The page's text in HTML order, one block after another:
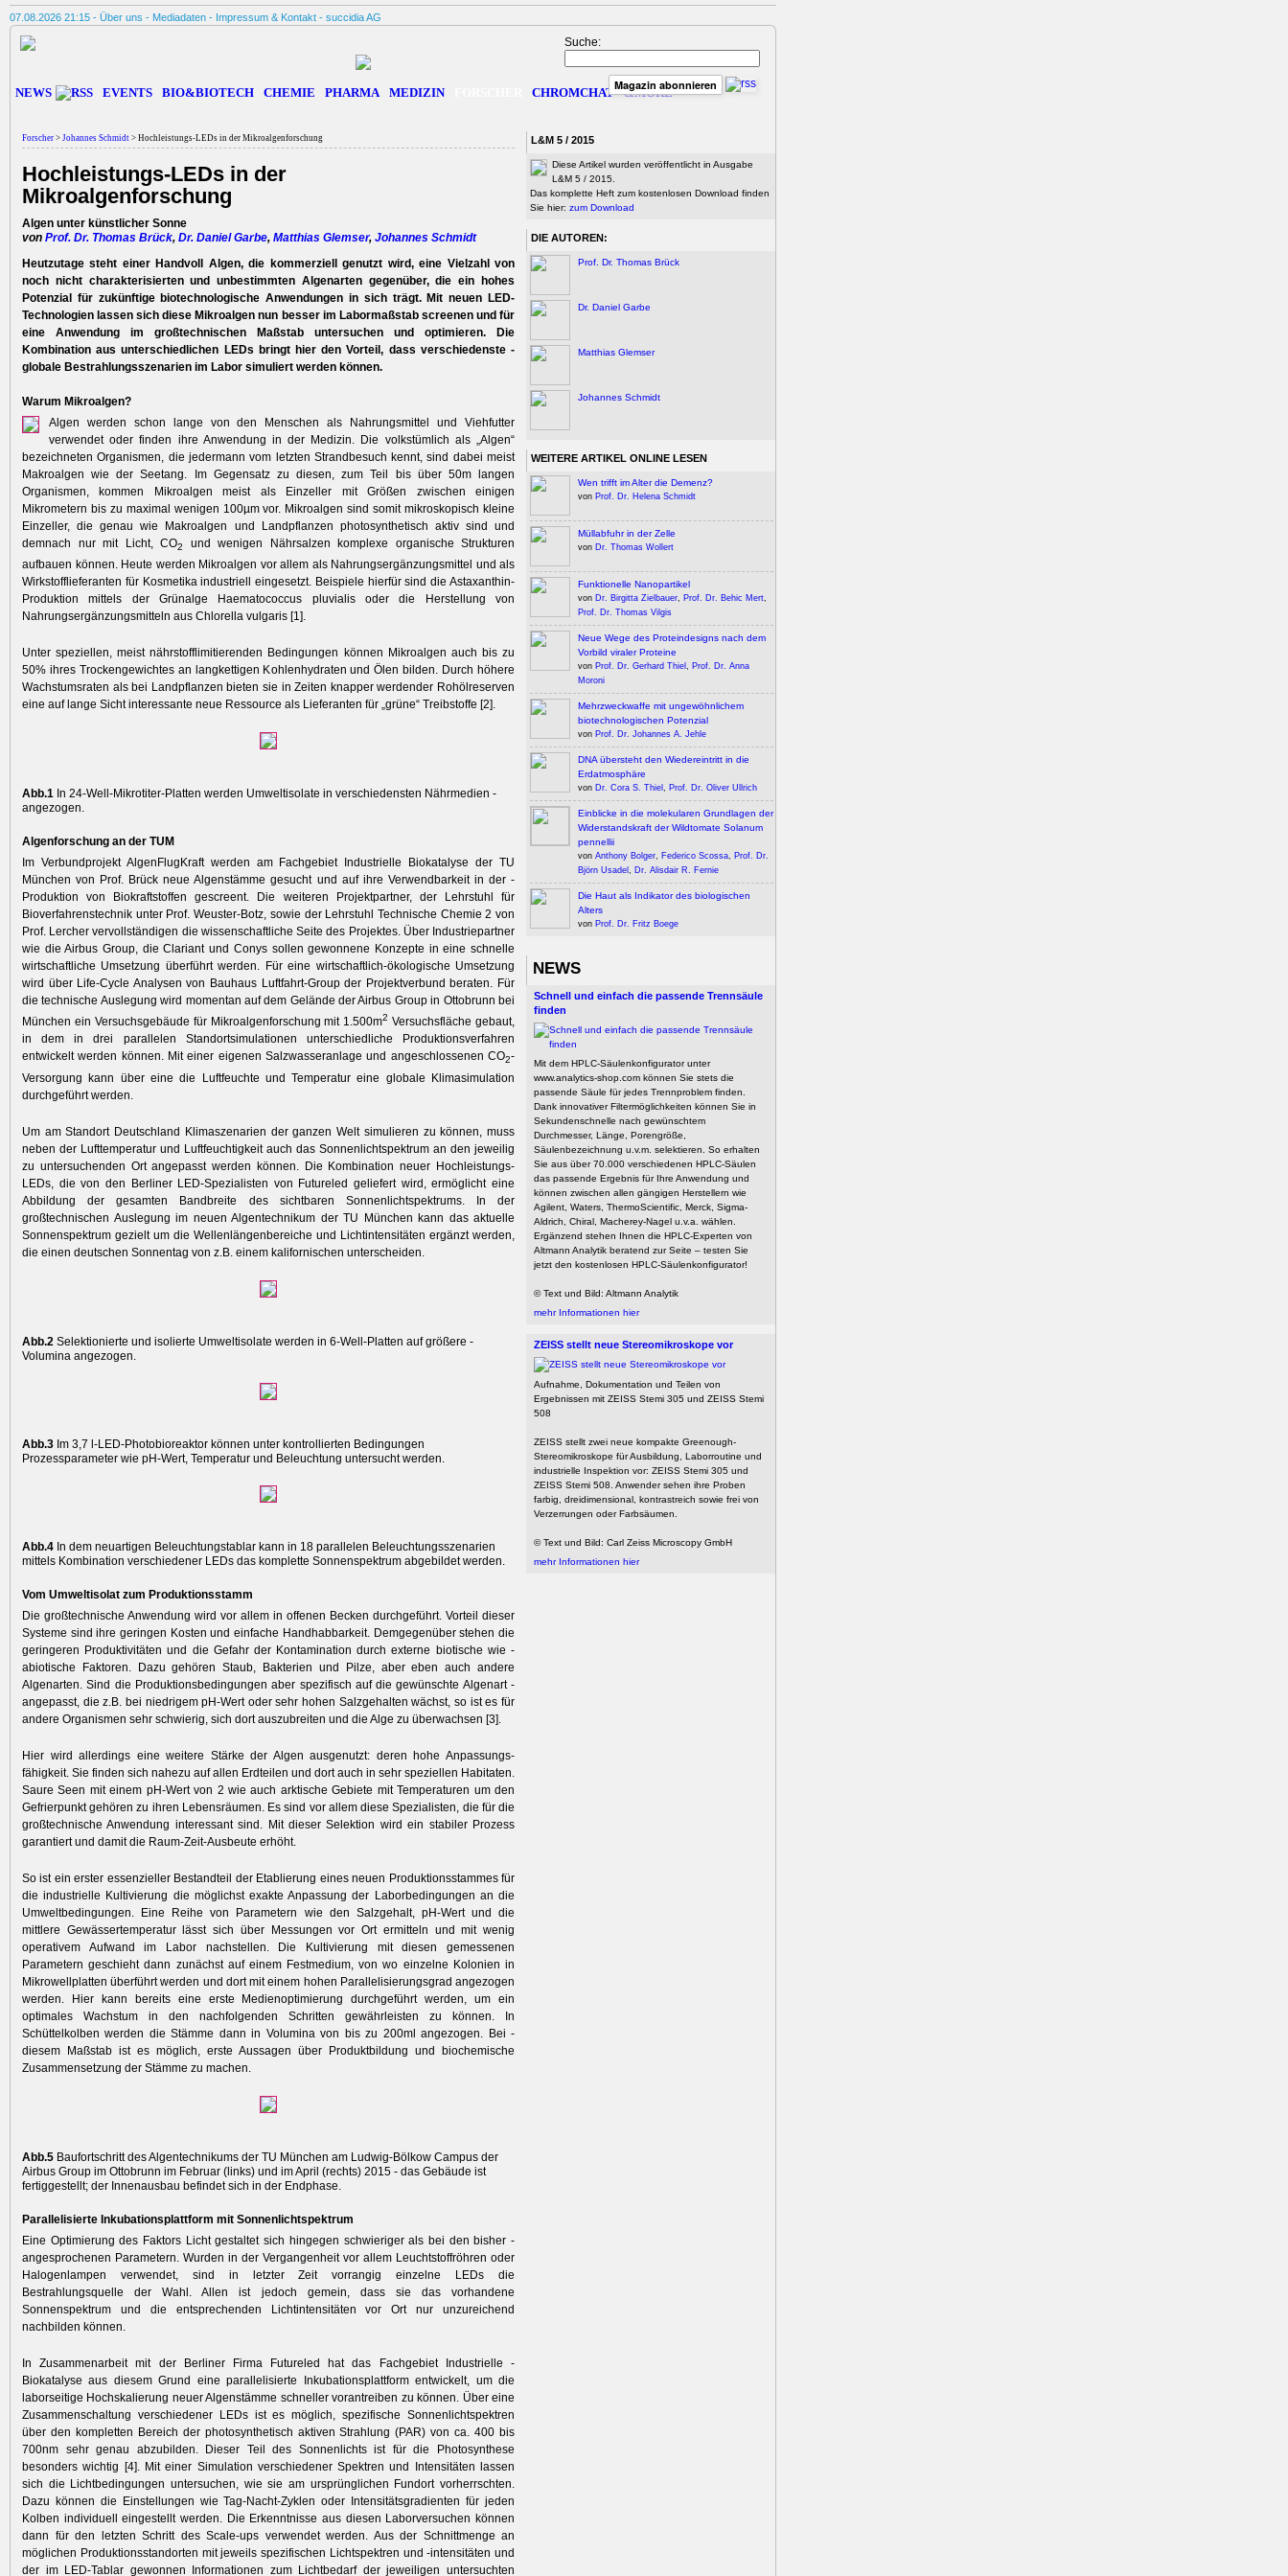
07.08.2026 21:15 - Über uns - Mediadaten - Impressum & Kontakt - succidia AG
Suche:
Magazin abonnieren
NEWS EVENTS BIO&BIOTECH CHEMIE PHARMA MEDIZIN CHROMCHAT &MORE
Forscher > Johannes Schmidt > Hochleistungs-LEDs in der Mikroalgenforschung
Hochleistungs-LEDs in der
Mikroalgenforschung
Algen unter künstlicher Sonne
von Prof. Dr. Thomas Brück, Dr. Daniel Garbe, Matthias Glemser, Johannes Schmidt
Heutzutage steht einer Handvoll Algen, die kommerziell genutzt ­wird, eine Vielzahl von
noch ­nicht charakterisierten und unbestimmten Algenarten gegenüber, die ein hohes
Potenzial für ­zukünftige biotechnologische ­Anwendungen in sich trägt. Mit neuen LED-
Technologien ­lassen sich diese Mikro­algen nun besser im Labor­maßstab screenen und für
eine Anwendung im groß­technischen ­Maßstab untersuchen und optimieren. Die
Kombination aus unterschiedlichen LEDs bringt hier den ­Vorteil, dass verschiedenste ­
globale Bestrahlungsszenarien im ­Labor ­simuliert werden können.
Warum Mikroalgen?
Algen werden schon lange von den Menschen als Nahrungsmittel und Viehfutter
verwendet oder finden ihre Anwendung in der Medizin. Die volkstümlich als „Algen“
bezeichneten ­Orga­nismen, die jedermann vom letzten Strandbesuch kennt, sind dabei meist
Makroalgen wie der Seetang. Im Gegensatz zu diesen, zum Teil bis über 50m langen
Organismen, ­kommen ­Mikroalgen meist als Einzeller mit Größen zwischen einigen
Mikrometern bis zu maximal ­wenigen 100µm vor. Mikroalgen sind somit ­mikroskopisch kleine
Einzeller, die genau wie Makroalgen und Landpflanzen photosynthetisch aktiv sind und
demnach nur mit Licht, CO2
und wenigen Nährsalzen komplexe organische Strukturen
aufbauen können. Heute werden Mikroalgen vor allem als Nahrungsergänzungsmittel und als
Wirkstofflieferanten für Kosmetika industriell eingesetzt. Beispiele hierfür sind die Astaxanthin-
Produktion mittels der Grünalge Haematococcus pluvialis oder die Herstellung von
Nahrungsergänzungsmitteln aus Chlorella vulgaris [1].
Unter speziellen, meist nährstofflimitierenden Bedingungen können Mikroalgen auch bis zu
50% ihres Trockengewichtes an langkettigen Kohlenhydraten und Ölen bilden. Durch höhere
Wachstumsraten als bei Landpflanzen bieten sie in Zeiten knapper werdender Rohölreserven
­eine auf lange Sicht interessante neue Ressource als Lieferanten für „grüne“ Treibstoffe [2].
Abb.1 In 24-Well-Mikrotiter-Platten werden Umweltisolate in verschiedensten Nährmedien ­
angezogen.
Algenforschung an der TUM
Im Verbundprojekt AlgenFlugKraft werden am Fachgebiet Industrielle Biokatalyse der TU
München von Prof. Brück neue Algenstämme gesucht und auf ihre Verwendbarkeit in der ­
Produktion von Biokraftstoffen gescreent. Die weiteren Projektpartner, der Lehrstuhl für
Bioverfahrenstechnik unter Prof. Weuster-Botz, ­sowie der Lehrstuhl Technische Chemie 2 von
Prof. Lercher vervollständigen die wissenschaftliche Seite des Projektes. Über Industriepartner
wie die Airbus Group, die Clariant und Conys sollen gewonnene Konzepte in eine schnelle
wirtschaftliche Umsetzung überführt werden. Für eine wirtschaftlich-ökologische Umsetzung
wird über Life-Cycle Analysen von Bauhaus Luftfahrt-Group der Projektverbund beraten. Für
die technische Auslegung wird momentan auf dem Gelände der Airbus Group in Otto­brunn bei
München ein Versuchsgebäude für Mikroalgenforschung mit 1.500m2 Versuchs­fläche gebaut,
in dem in drei parallelen Standortsimulationen unterschiedliche Produktionsverfahren
entwickelt werden können. Mit einer eigenen Salzwasseranlage und angeschlossenen CO2-
Versorgung kann über eine die Luftfeuchte und Temperatur eine globale Klimasimulation
durchgeführt werden.
Um am Standort Deutschland Klimaszenarien der ganzen Welt simulieren zu können, muss
neben der Lufttemperatur und Luftfeuchtigkeit auch das Sonnenlichtspektrum an den jeweilig
zu untersuchenden Ort angepasst werden ­können. Die Kombination neuer Hochleistungs-
LEDs, die von den Berliner LED-Spezialisten von Futureled geliefert wird, ermöglicht eine
Abbildung der gesamten Bandbreite des sichtbaren Sonnenlichtspektrums. In der
großtechnischen Auslegung im neuen Algentechnikum der TU München kann das aktuelle
Sonnenspektrum gezielt um die Wellenlängenbereiche und Lichtintensitäten ergänzt werden,
die einen deutschen Sonnentag von z.B. einem kalifornischen unterscheiden.
Abb.2 Selektionierte und isolierte Umwelt­isolate werden in 6-Well-Platten auf größere ­
Volumina angezogen.
Abb.3 Im 3,7 l-LED-Photobioreaktor können unter kontrollierten Bedingungen
Prozessparameter wie pH-Wert, Temperatur und Beleuchtung untersucht werden.
Abb.4 In dem neuartigen Beleuchtungstablar kann in 18 parallelen Beleuchtungsszenarien
mittels Kombination verschiedener LEDs das komplette Sonnenspektrum abgebildet werden.
Vom Umweltisolat zum Produktionsstamm
Die großtechnische Anwendung wird vor allem in offenen Becken durchgeführt. Vorteil dieser
Systeme sind ihre geringen Kosten und einfache Handhabbarkeit. Demgegenüber stehen die
geringeren Produktivitäten und die Gefahr der Kontamination durch externe biotische wie ­
abiotische Faktoren. Dazu gehören Staub, Bakterien und Pilze, aber eben auch andere
Algenarten. Sind die Produktionsbedingungen aber spezifisch auf die gewünschte Algenart ­
angepasst, die z.B. bei niedrigem pH-Wert oder sehr hohen Salzgehalten wächst, so ist es für
andere Organismen sehr schwierig, sich dort auszubreiten und die Alge zu überwachsen [3].
Hier wird allerdings eine weitere Stärke der Algen ausgenutzt: deren hohe Anpassungs­
fähigkeit. Sie finden sich nahezu auf allen Erdteilen und dort auch in sehr speziellen Habitaten.
Saure Seen mit einem pH-Wert von 2 wie auch arktische Gebiete mit Temperaturen um den
Gefrierpunkt gehören zu ihren Lebensräumen. Es sind vor allem diese Spezialisten, die für die
großtechnische Anwendung interessant sind. Mit dieser Selektion wird ein stabiler ­Prozess
garantiert und damit die Raum-Zeit-Ausbeute erhöht.
So ist ein erster essenzieller Bestandteil der Etablierung eines neuen Produktionsstammes für
die industrielle Kultivierung die möglichst exakte Anpassung der Laborbedingungen an die
Umweltbedingungen. Eine Reihe von Parametern wie den Salzgehalt, pH-Wert und die
mittlere ­Gewässertemperatur lässt sich über Messungen vor Ort ermitteln und mit wenig
operativem Aufwand im Labor nachstellen. Die Kultivierung mit diesen gemessenen
Parametern geschieht dann zunächst auf einem Festmedium, von wo einzelne Kolonien in
Mikrowellplatten überführt werden und dort mit einem hohen Parallelisierungsgrad angezogen
werden. Hier kann bereits eine erste Medienoptimierung durchgeführt werden, um ein
optimales Wachstum in den nachfolgenden Schritten gewährleisten zu können. In
Schüttelkolben werden die Stämme dann in ­Volumina von bis zu 200ml angezogen. Bei ­
diesem Maßstab ist es möglich, erste Aussagen über Produktbildung und biochemische
Zusammensetzung der Stämme zu machen.
Abb.5 Baufortschritt des Algentechnikums der TU München am Ludwig-Bölkow Campus der
Airbus Group im Ottobrunn im Februar (links) und im April (rechts) 2015 - das Gebäude ist
fertiggestellt; der Innenausbau befindet sich in der Endphase.
Parallelisierte Inkubationsplattform mit Sonnenlichtspektrum
Eine Optimierung des Faktors Licht gestaltet sich hingegen schwieriger als bei den bisher ­
angesprochenen Parametern. Wurden in der Vergangenheit vor allem Leuchtstoffröhren oder
Halogenlampen verwendet, sind in letzter Zeit vorrangig einzelne LEDs die
Bestrahlungsquelle der Wahl. Allen ist jedoch gemein, dass sie das vorhandene
Sonnenspektrum und die entsprechenden Lichtintensitäten vor Ort nur unzureichend
nachbilden können.
In Zusammenarbeit mit der Berliner Firma Futureled hat das Fachgebiet Industrielle ­
Biokatalyse aus diesem Grund eine parallelisierte Inkubationsplattform entwickelt, um die
laborseitige Hochskalierung neuer Algenstämme schneller vorantreiben zu können. Über eine
Zusammenschaltung verschiedener LEDs ist es möglich, spezifische Sonnenlichtspektren
über den kompletten Bereich der photosynthetisch aktiven Strahlung (PAR) von ca. 400 bis
700nm sehr genau abzubilden. Dieser Teil des Sonnenlichts ist für die Photosynthese
besonders ­wichtig [4]. Mit einer Simulation verschiedener Spektren und Intensitäten lassen
sich die Lichtbedingungen untersuchen, wie sie am ursprünglichen Fundort vorherrschten.
Dazu können die Einstellungen wie Tag-Nacht-Zyklen oder Intensitätsgradienten für jeden
Kolben individuell eingestellt werden. Die Erkenntnisse aus diesen Laborversuchen können
dann für den letzten Schritt des Scale-ups verwendet werden. Aus der Schnittmenge an
möglichen Produktionsstandorten mit jeweils spezifischen Lichtspektren und -intensitäten und
der im LED-Tablar gewonnen Informationen zum Lichtbedarf der jeweiligen untersuchten
L&M 5 / 2015
Diese Artikel wurden veröffentlicht in Ausgabe
L&M 5 / 2015.
Das komplette Heft zum kostenlosen Download finden
Sie hier: zum Download
DIE AUTOREN:
Prof. Dr. Thomas Brück
Dr. Daniel Garbe
Matthias Glemser
Johannes Schmidt
WEITERE ARTIKEL ONLINE LESEN
Wen trifft im Alter die Demenz?
von Prof. Dr. Helena Schmidt
Müllabfuhr in der Zelle
von Dr. Thomas Wollert
Funktionelle Nanopartikel
von Dr. Birgitta Zielbauer, Prof. Dr. Behic Mert,
Prof. Dr. Thomas Vilgis
Neue Wege des Proteindesigns nach dem
Vorbild viraler Proteine
von Prof. Dr. Gerhard Thiel , Prof. Dr. Anna
Moroni
Mehrzweckwaffe mit ungewöhnlichem
biotechnologischen Potenzial
von Prof. Dr. Johannes A. Jehle
DNA übersteht den Wiedereintritt in die
Erdatmosphäre
von Dr. Cora S. Thiel , Prof. Dr. Oliver Ullrich
Einblicke in die molekularen Grundlagen der
Widerstandskraft der Wildtomate Solanum
pennellii
von Anthony Bolger, Federico Scossa, Prof. Dr.
Björn Usadel , Dr. Alisdair R. Fernie
Die Haut als Indikator des biologischen
Alters
von Prof. Dr. Fritz Boege
NEWS
Schnell und einfach die passende Trennsäule
finden
Mit dem HPLC-Säulenkonfigurator unter
www.analytics-shop.com können Sie stets die
passende Säule für jedes Trennproblem finden.
Dank innovativer Filtermöglichkeiten können Sie in
Sekundenschnelle nach gewünschtem
Durchmesser, Länge, Porengröße,
Säulenbezeichnung u.v.m. selektieren. So erhalten
Sie aus über 70.000 verschiedenen HPLC-Säulen
das passende Ergebnis für Ihre Anwendung und
können zwischen allen gängigen Herstellern wie
Agilent, Waters, ThermoScientific, Merck, Sigma-
Aldrich, Chiral, Macherey-Nagel u.v.a. wählen.
Ergänzend stehen Ihnen die HPLC-Experten von
Altmann Analytik beratend zur Seite – testen Sie
jetzt den kostenlosen HPLC-Säulenkonfigurator!
© Text und Bild: Altmann Analytik
mehr Informationen hier
ZEISS stellt neue Stereomikroskope vor
Aufnahme, Dokumentation und Teilen von
Ergebnissen mit ZEISS Stemi 305 und ZEISS Stemi
508
ZEISS stellt zwei neue kompakte Greenough-
Stereomikroskope für Ausbildung, Laborroutine und
industrielle Inspektion vor: ZEISS Stemi 305 und
ZEISS Stemi 508. Anwender sehen ihre Proben
farbig, dreidimensional, kontrastreich sowie frei von
Verzerrungen oder Farbsäumen.
© Text und Bild: Carl Zeiss Microscopy GmbH
mehr Informationen hier